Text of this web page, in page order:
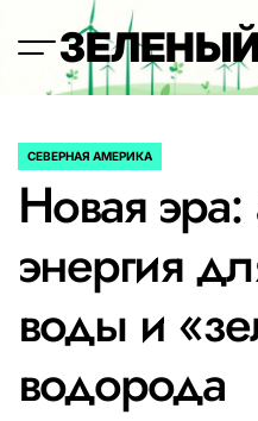
содержимому
ОПУБЛИКОВАНО
СЕВЕРНАЯ АМЕРИКА
Новая эра:
энергия
воды и
водорода